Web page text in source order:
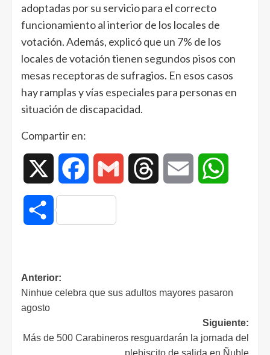
adoptadas por su servicio para el correcto
funcionamiento al interior de los locales de
votación. Además, explicó que un 7% de los
locales de votación tienen segundos pisos con
mesas receptoras de sufragios. En esos casos
hay ramplas y vías especiales para personas en
situación de discapacidad.
Compartir en:
Facebook Gmail Threads Email
Compartir
Anterior:
Ninhue celebra que sus adultos mayores pasaron
agosto
Siguiente:
Más de 500 Carabineros resguardarán la jornada del
plebiscito de salida en Ñuble